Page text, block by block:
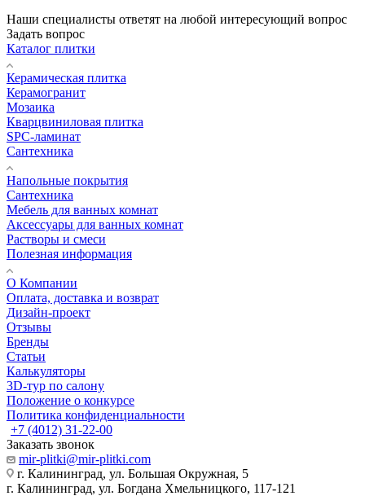
Наши специалисты ответят на любой интересующий вопрос
Задать вопрос
Каталог плитки
Керамическая плитка
Керамогранит
Мозаика
Кварцвиниловая плитка
SPC-ламинат
Сантехника
Напольные покрытия
Сантехника
Мебель для ванных комнат
Аксессуары для ванных комнат
Растворы и смеси
Полезная информация
О Компании
Оплата, доставка и возврат
Дизайн-проект
Отзывы
Бренды
Статьи
Калькуляторы
3D-тур по салону
Положение о конкурсе
Политика конфиденциальности
+7 (4012) 31-22-00
Заказать звонок
mir-plitki@mir-plitki.com
г. Калининград, ул. Большая Окружная, 5
г. Калининград, ул. Богдана Хмельницкого, 117-121